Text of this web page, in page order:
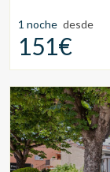
1 noche desde
151€